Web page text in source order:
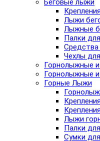
Беговые лыжи
Лыжи
Лыжные
Палки
Средства
Чехлы
Горнолыжные
Горнолыжные
Горные Лыжи
Лыжи
Палки
Сумки